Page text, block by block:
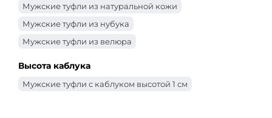
Мужские туфли из натуральной кожи
Мужские туфли из нубука
Мужские туфли из велюра
Высота каблука
Мужские туфли с каблуком высотой 1 см